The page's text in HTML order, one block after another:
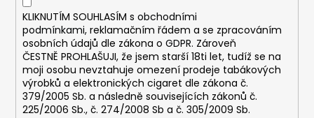
KLIKNUTÍM SOUHLASÍM s obchodními
podmínkami, reklamačním řádem a se zpracováním
osobních údajů dle zákona o GDPR. Zároveň
ČESTNĚ PROHLAŠUJI, že jsem starší 18ti let, tudíž se na
moji osobu nevztahuje omezení prodeje tabákových
výrobků a elektronických cigaret dle zákona č.
379/2005 Sb. a následně souvisejících zákonů č.
225/2006 Sb., č. 274/2008 Sb a č. 305/2009 Sb.